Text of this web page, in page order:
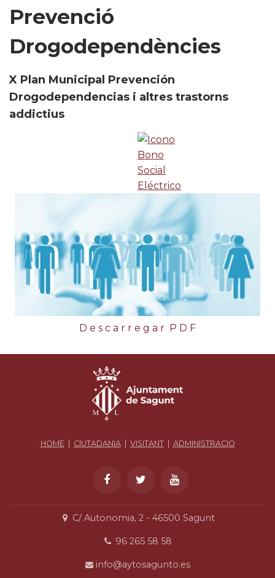
Prevenció
Drogodependències
X Plan Municipal Prevención
Drogodependencias i altres trastorns
addictius
D e s c a r r e g a r P D F
HOME CIUTADANIA| VISITANT| ADMINISTRACIÓ
C/ Autonomia, 2 - 46500 Sagunt
96 265 58 58
info@aytosagunto.es